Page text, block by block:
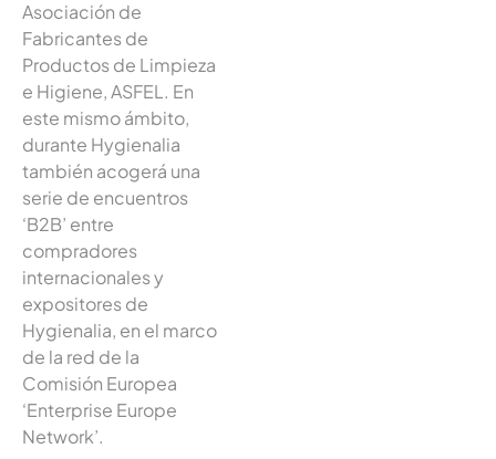
Asociación de
Fabricantes de
Productos de Limpieza
e Higiene, ASFEL. En
este mismo ámbito,
durante Hygienalia
también acogerá una
serie de encuentros
‘B2B’ entre
compradores
internacionales y
expositores de
Hygienalia, en el marco
de la red de la
Comisión Europea
‘Enterprise Europe
Network’.